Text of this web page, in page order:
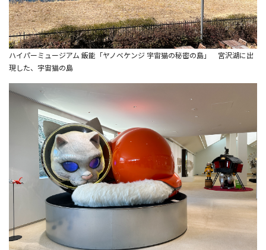
ハイパーミュージアム 飯能「ヤノベケンジ 宇宙猫の秘密の島」 宮沢湖に出
現した、宇宙猫の島